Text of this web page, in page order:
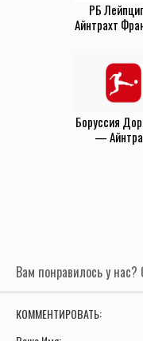
РБ
Айнтрахт
Боруссия
—
Вам понравилось у нас?
КОММЕНТИРОВАТЬ: